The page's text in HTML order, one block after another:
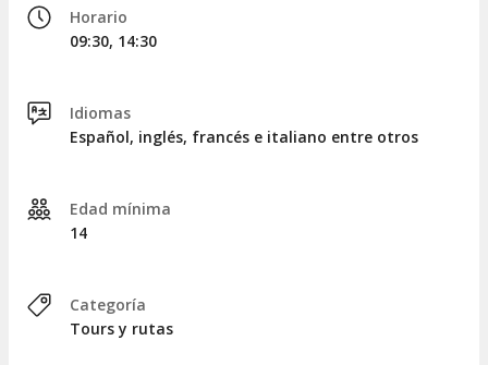
media.Horario
09:30, 14:30
Idiomas
Español, inglés, francés e italiano entre otros
Edad mínima
14
Categoría
Tours y rutas